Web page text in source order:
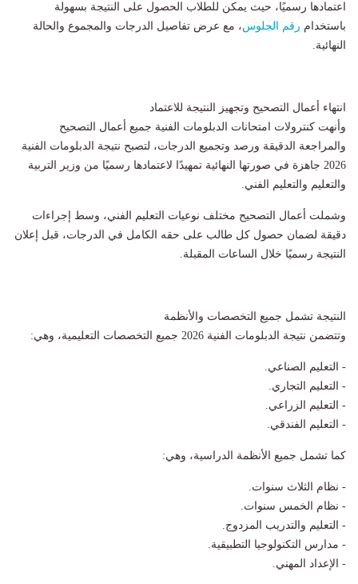
اعتمادها رسميًا، حيث يمكن للطلاب الحصول على النتيجة بسهولة
باستخدام رقم الجلوس، مع عرض تفاصيل الدرجات والمجموع والحالة
النهائية.
انتهاء أعمال التصحيح وتجهيز النتيجة للاعتماد
وأنهت كنترولات امتحانات الدبلومات الفنية جميع أعمال التصحيح
والمراجعة الدقيقة ورصد وتجميع الدرجات، لتصبح نتيجة الدبلومات الفنية
2026 جاهزة في صورتها النهائية تمهيدًا لاعتمادها رسميًا من وزير التربية
والتعليم والتعليم الفني.
وشملت أعمال التصحيح مختلف نوعيات التعليم الفني، وسط إجراءات
دقيقة لضمان حصول كل طالب على حقه الكامل في الدرجات، قبل إعلان
النتيجة رسميًا خلال الساعات المقبلة.
النتيجة تشمل جميع التخصصات والأنظمة
وتتضمن نتيجة الدبلومات الفنية 2026 جميع التخصصات التعليمية، وهي:
- التعليم الصناعي.
- التعليم التجاري.
- التعليم الزراعي.
- التعليم الفندقي.
كما تشمل جميع الأنظمة الدراسية، وهي:
- نظام الثلاث سنوات.
- نظام الخمس سنوات.
- التعليم والتدريب المزدوج.
- مدارس التكنولوجيا التطبيقية.
- الإعداد المهني.